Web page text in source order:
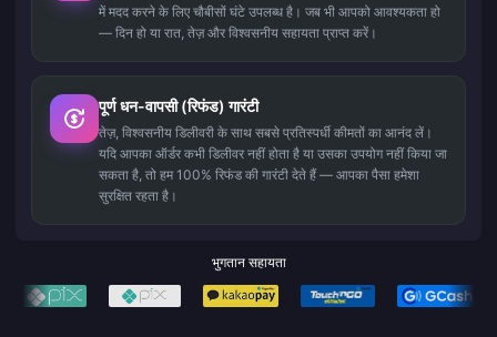
में मदद करने के लिए चौबीसों घंटे उपलब्ध है। जब भी आपको आवश्यकता हो
— दिन हो या रात, तेज़ और विश्वसनीय सहायता प्राप्त करें।
पूर्ण धन-वापसी (रिफंड) गारंटी
तेज़, विश्वसनीय डिलीवरी के साथ सबसे प्रतिस्पर्धी कीमतों का आनंद लें।
यदि आपका ऑर्डर कभी डिलीवर नहीं होता है या उसका उपयोग नहीं किया जा
सकता है, तो हम 100% रिफंड की गारंटी देते हैं — आपका पैसा हमेशा
सुरक्षित रहता है।
भुगतान सहायता